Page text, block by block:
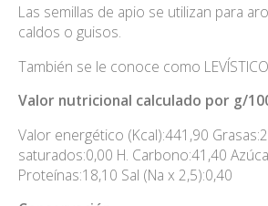
Las semillas de apio se utilizan para
caldos o guisos.
También se le conoce como LEVÍSTICO
Valor nutricional calculado por g/
Valor energético (Kcal):441,90
saturados:0,00 H. Carbono:41,40
Proteínas:18,10 Sal (Na x 2,5):0,40